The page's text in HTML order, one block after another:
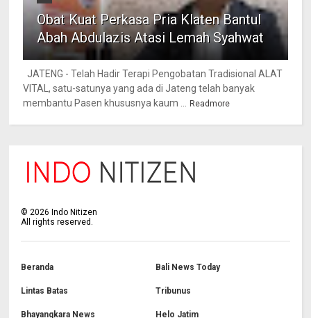
Obat Kuat Perkasa Pria Klaten Bantul
Abah Abdulazis Atasi Lemah Syahwat
JATENG - Telah Hadir Terapi Pengobatan Tradisional ALAT
VITAL, satu-satunya yang ada di Jateng telah banyak
membantu Pasen khususnya kaum ...
Readmore
©2026 Indo Nitizen
All rights reserved.
Beranda Bali News Today
Lintas Batas Tribunus
Bhayangkara News Helo Jatim